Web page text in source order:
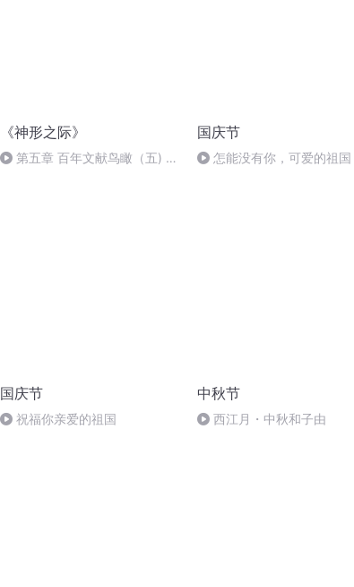
《神形之际》
第五章 百年文献鸟瞰（五) -
国庆节
怎能没有你，可爱的祖国
国庆节
祝福你亲爱的祖国
中秋节
西江月・中秋和子由